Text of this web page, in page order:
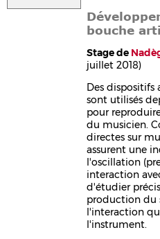
bouche
Stage de
juillet 2018)
Des dispositifs
sont utilisés
pour
du musicien.
directes sur
assurent une
l'oscillation
interaction
d'étudier
production du
l'interaction
l'instrument.